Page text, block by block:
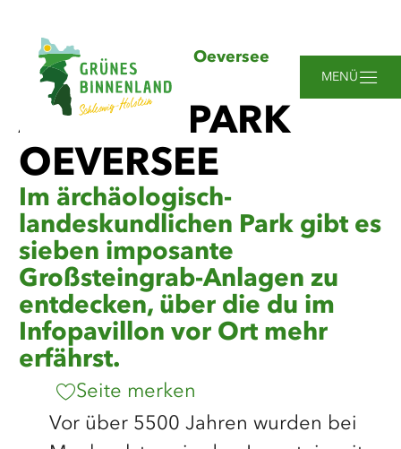
Hauptinhalt
Suche
Navigation
Footer
MENÜ
sind
hier:
Startseite Arnkielpark Oeversee
ARNKIELPARK
OEVERSEE
Im ärchäologisch-
landeskundlichen Park gibt es
sieben imposante
Großsteingrab-Anlagen zu
entdecken, über die du im
Infopavillon vor Ort mehr
erfährst.
Seite merken
Vor über 5500 Jahren wurden bei